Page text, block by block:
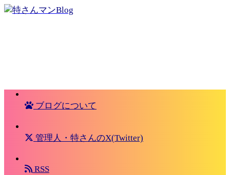
ブログについて
管理人・特さんのX(Twitter)
RSS